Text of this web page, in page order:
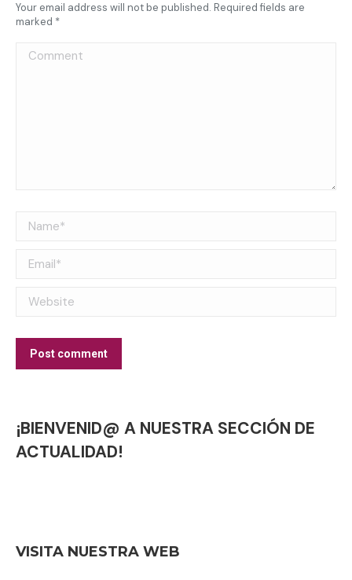
Your email address will not be published. Required fields are
marked *
Comment
Name *
Email *
Website
Post comment
¡BIENVENID@ A NUESTRA SECCIÓN DE
ACTUALIDAD!
VISITA NUESTRA WEB